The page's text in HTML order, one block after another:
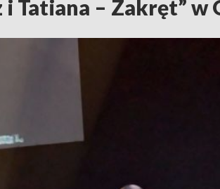
Tatiana – Zakręt” w